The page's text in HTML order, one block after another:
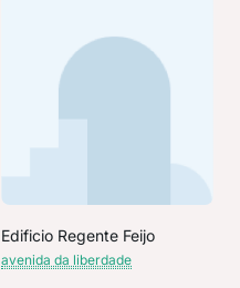
Edificio Regente Feijo
avenida da liberdade